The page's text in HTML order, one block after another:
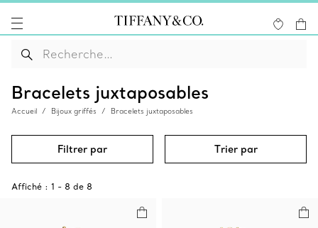
Bracelets juxtaposables
Accueil Bijoux griffés Bracelets juxtaposables
Filtrer par Trier par
Affiché : 1 - 8 de 8